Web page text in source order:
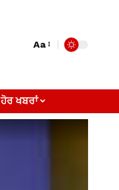
Aa
ਹੋਰ ਖਬਰਾਂ